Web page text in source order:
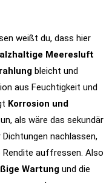
weißt du, dass hier
Meeresluft
bleicht und
aus Feuchtigkeit und
Korrosion und
als wäre das sekundär
nachlassen,
auffressen. Also
Wartung und die